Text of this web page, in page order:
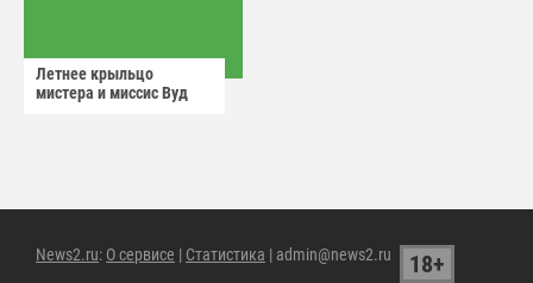
Летнее крыльцо
мистера и миссис Вуд
News2.ru: О сервисе | Статистика | admin@news2.ru 18+